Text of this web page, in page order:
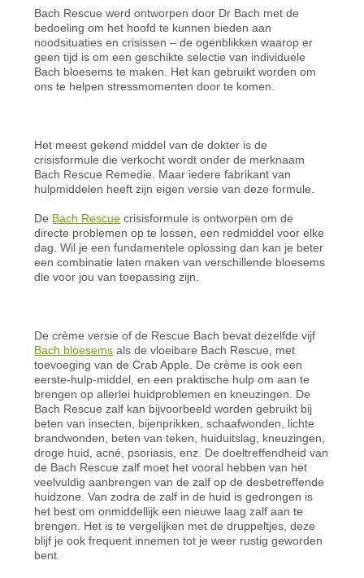
Bach Rescue werd ontworpen door Dr Bach met de
bedoeling om het hoofd te kunnen bieden aan
noodsituaties en crisissen – de ogenblikken waarop er
geen tijd is om een geschikte selectie van individuele
Bach bloesems te maken. Het kan gebruikt worden om
ons te helpen stressmomenten door te komen.
Het meest gekend middel van de dokter is de
crisisformule die verkocht wordt onder de merknaam
Bach Rescue Remedie. Maar iedere fabrikant van
hulpmiddelen heeft zijn eigen versie van deze formule.
De Bach Rescue crisisformule is ontworpen om de
directe problemen op te lossen, een redmiddel voor elke
dag. Wil je een fundamentele oplossing dan kan je beter
een combinatie laten maken van verschillende bloesems
die voor jou van toepassing zijn.
De crème versie of de Rescue Bach bevat dezelfde vijf
Bach bloesems als de vloeibare Bach Rescue, met
toevoeging van de Crab Apple. De crème is ook een
eerste-hulp-middel, en een praktische hulp om aan te
brengen op allerlei huidproblemen en kneuzingen. De
Bach Rescue zalf kan bijvoorbeeld worden gebruikt bij
beten van insecten, bijenprikken, schaafwonden, lichte
brandwonden, beten van teken, huiduitslag, kneuzingen,
droge huid, acné, psoriasis, enz. De doeltreffendheid van
de Bach Rescue zalf moet het vooral hebben van het
veelvuldig aanbrengen van de zalf op de desbetreffende
huidzone. Van zodra de zalf in de huid is gedrongen is
het best om onmiddellijk een nieuwe laag zalf aan te
brengen. Het is te vergelijken met de druppeltjes, deze
blijf je ook frequent innemen tot je weer rustig geworden
bent.